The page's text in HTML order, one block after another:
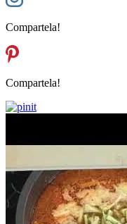
Compartela!
Compartela!